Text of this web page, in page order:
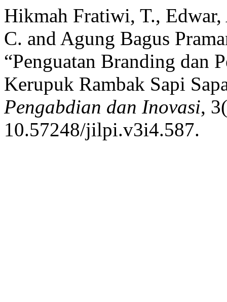
Hikmah Fratiwi, T.,
C. and Agung Bagus
“Penguatan Branding dan
Kerupuk Rambak Sapi
Pengabdian dan Inovasi,
10.57248/jilpi.v3i4.587.